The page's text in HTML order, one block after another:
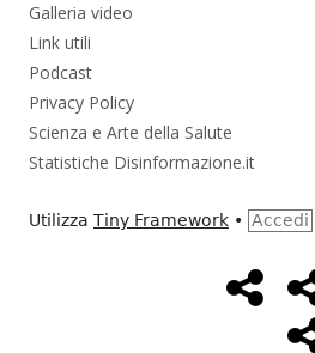
Galleria video
Link utili
Podcast
Privacy Policy
Scienza e Arte della Salute
Statistiche Disinformazione.it
Utilizza Tiny Framework • Accedi
MenùHome
Page